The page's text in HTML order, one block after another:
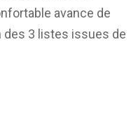
avance de
des 3 listes issues de